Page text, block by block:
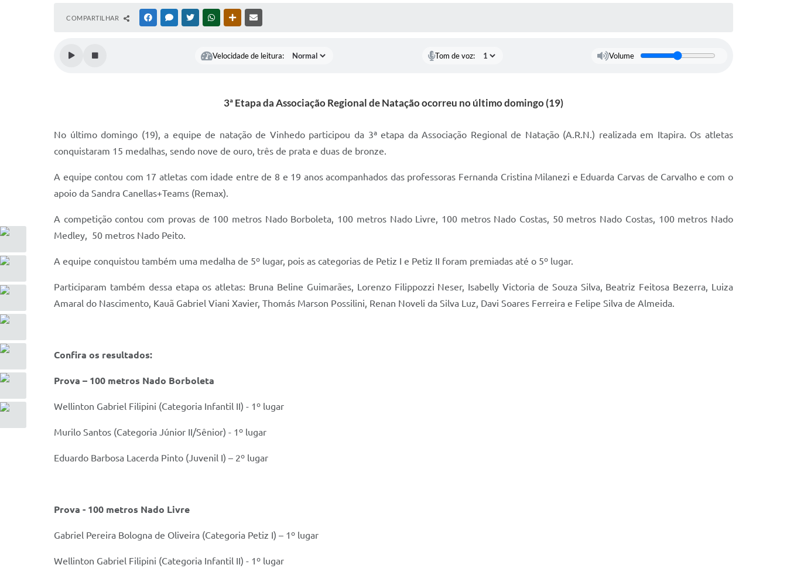
COMPARTILHAR FACEBOOKMESSENGER
TWITTERWHATSAPPOUTRAS MÍDIAS
Velocidade de leitura: Tom de voz: Volume
3ª Etapa da Associação Regional de Natação ocorreu no último domingo (19)
No último domingo (19), a equipe de natação de Vinhedo participou da 3ª etapa da Associação Regional de Natação (A.R.N.) realizada em Itapira. Os atletas
conquistaram 15 medalhas, sendo nove de ouro, três de prata e duas de bronze.
A equipe contou com 17 atletas com idade entre de 8 e 19 anos acompanhados das professoras Fernanda Cristina Milanezi e Eduarda Carvas de Carvalho e com o
apoio da Sandra Canellas+Teams (Remax).
A competição contou com provas de 100 metros Nado Borboleta, 100 metros Nado Livre, 100 metros Nado Costas, 50 metros Nado Costas, 100 metros Nado
Medley, 50 metros Nado Peito.
A equipe conquistou também uma medalha de 5º lugar, pois as categorias de Petiz I e Petiz II foram premiadas até o 5º lugar.
Participaram também dessa etapa os atletas: Bruna Beline Guimarães, Lorenzo Filippozzi Neser, Isabelly Victoria de Souza Silva, Beatriz Feitosa Bezerra, Luiza
Amaral do Nascimento, Kauã Gabriel Viani Xavier, Thomás Marson Possilini, Renan Noveli da Silva Luz, Davi Soares Ferreira e Felipe Silva de Almeida.
Confira os resultados:
Prova – 100 metros Nado Borboleta
Wellinton Gabriel Filipini (Categoria Infantil II) - 1º lugar
Murilo Santos (Categoria Júnior II/Sênior) - 1º lugar
Eduardo Barbosa Lacerda Pinto (Juvenil I) – 2º lugar
Prova - 100 metros Nado Livre
Gabriel Pereira Bologna de Oliveira (Categoria Petiz I) – 1º lugar
Wellinton Gabriel Filipini (Categoria Infantil II) - 1º lugar